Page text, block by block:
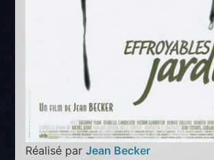
Réalisé parJean Becker